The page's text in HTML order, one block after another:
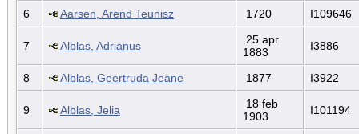
6
Aarsen, Arend Teunisz 1720 I109646
7 Alblas, Adrianus
25 apr
1883
I3886
8 Alblas, Geertruda Jeane 1877 I3922
9 Alblas, Jelia
18 feb
1903
I101194